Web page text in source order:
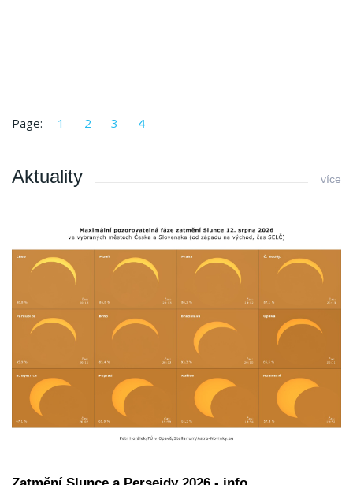
Page: 1 2 3 4
Aktuality více